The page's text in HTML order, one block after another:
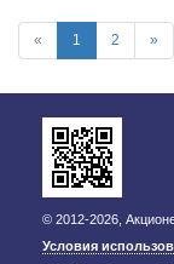
« 1 2 »
© 2012-2026,
Условия